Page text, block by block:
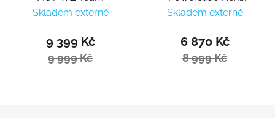
Skladem externě
9 399 Kč
9 999 Kč
Charcoal 90 Trinity
Skladem externě
6 870 Kč
8 999 Kč